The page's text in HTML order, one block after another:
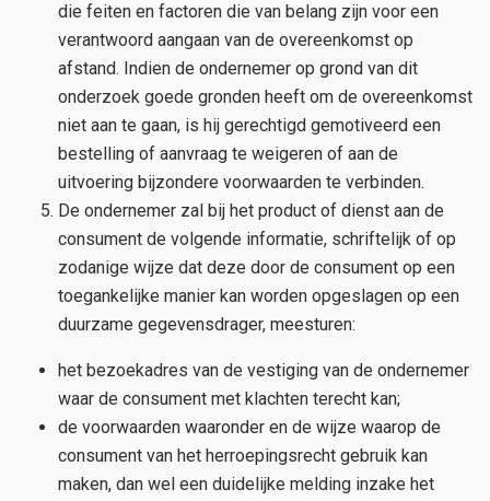
die feiten en factoren die van belang zijn voor een
verantwoord aangaan van de overeenkomst op
afstand. Indien de ondernemer op grond van dit
onderzoek goede gronden heeft om de overeenkomst
niet aan te gaan, is hij gerechtigd gemotiveerd een
bestelling of aanvraag te weigeren of aan de
uitvoering bijzondere voorwaarden te verbinden.
De ondernemer zal bij het product of dienst aan de
consument de volgende informatie, schriftelijk of op
zodanige wijze dat deze door de consument op een
toegankelijke manier kan worden opgeslagen op een
duurzame gegevensdrager, meesturen:
het bezoekadres van de vestiging van de ondernemer
waar de consument met klachten terecht kan;
de voorwaarden waaronder en de wijze waarop de
consument van het herroepingsrecht gebruik kan
maken, dan wel een duidelijke melding inzake het